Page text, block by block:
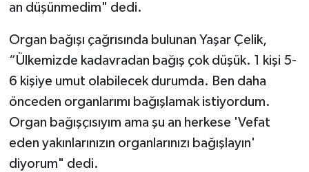
an düşünmedim" dedi.
Organ bağışı çağrısında bulunan Yaşar Çelik,
“Ülkemizde kadavradan bağış çok düşük. 1 kişi 5-
6 kişiye umut olabilecek durumda. Ben daha
önceden organlarımı bağışlamak istiyordum.
Organ bağışçısıyım ama şu an herkese 'Vefat
eden yakınlarınızın organlarınızı bağışlayın'
diyorum" dedi.